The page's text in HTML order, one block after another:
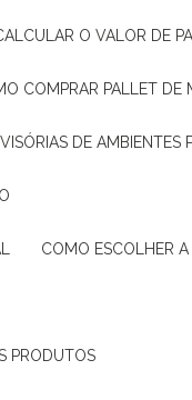
O VALOR DE
COMPRAR PALLET DE
DE
COMO ESCOLHER
PRODUTOS